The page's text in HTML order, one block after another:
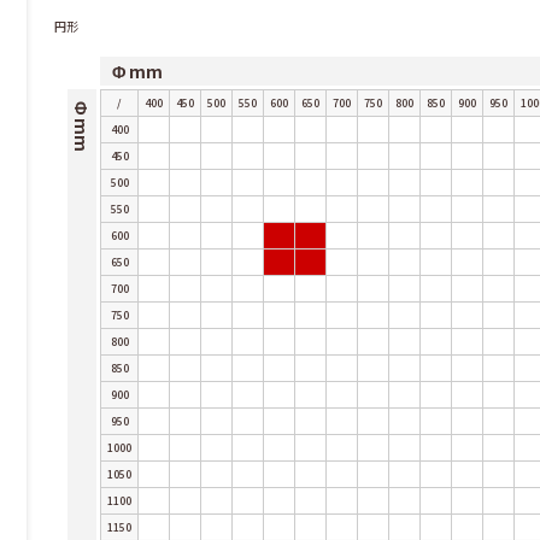
円形
Φ mm
Φ mm / 400 450 500 550 600 650 700 750 800 850 900 950
400
450
500
550
600
650
700
750
800
850
900
950
1000
1050
1100
1150